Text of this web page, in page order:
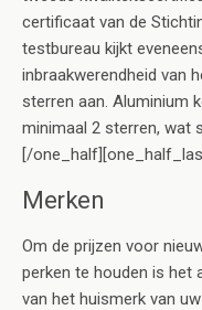
certificaat van de
testbureau kijkt
inbraakwerendheid van
sterren aan. Aluminium
minimaal 2 sterren, wat
[/
Merken
Om de prijzen voor
perken te houden is het
van het huismerk van